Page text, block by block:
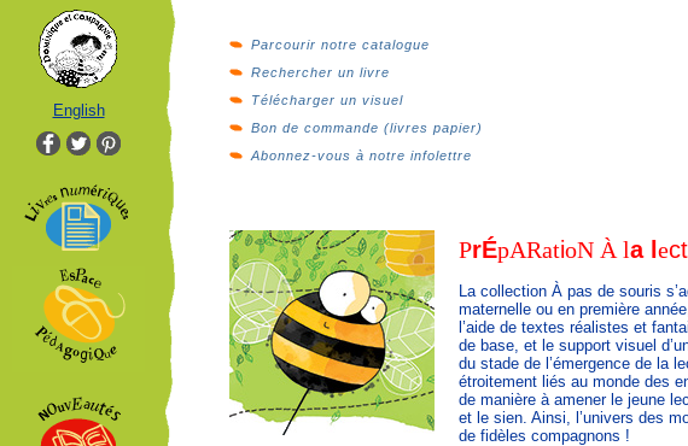
English
Parcourir notre catalogue
Rechercher un livre
Télécharger un visuel
Bon de commande (livres papier)
Abonnez-vous à notre infolettre
PrÉpARatioN À la ect
La collection À pas de souris
maternelle ou en première
l’aide de textes réalistes et
de base, et le support visuel
du stade de l’émergence de la
étroitement liés au monde des
de manière à amener le jeune
et le sien. Ainsi, l’univers des
de fidèles compagnons !